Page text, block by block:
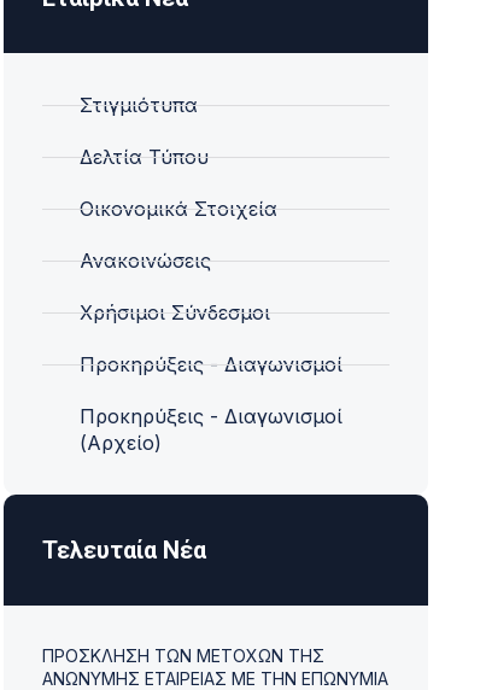
Στιγμιότυπα
Δελτία Τύπου
Οικονομικά Στοιχεία
Ανακοινώσεις
Χρήσιμοι Σύνδεσμοι
Προκηρύξεις - Διαγωνισμοί
Προκηρύξεις - Διαγωνισμοί
(Αρχείο)
Τελευταία Νέα
ΠΡΟΣΚΛΗΣΗ ΤΩΝ ΜΕΤΟΧΩΝ ΤΗΣ
ΑΝΩΝΥΜΗΣ ΕΤΑΙΡΕΙΑΣ ΜΕ ΤΗΝ ΕΠΩΝΥΜΙΑ